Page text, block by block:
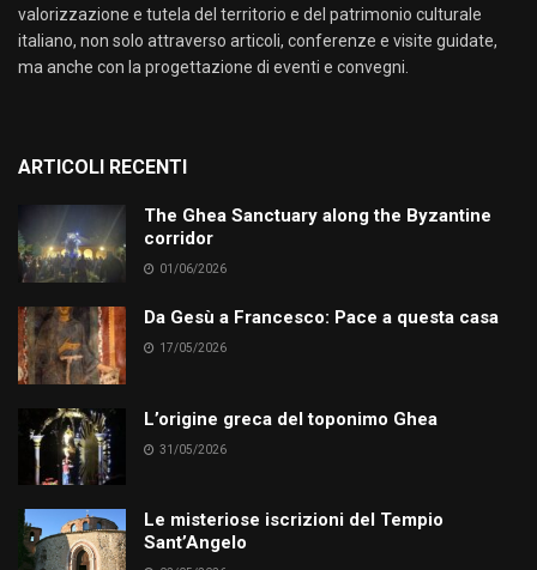
valorizzazione e tutela del territorio e del patrimonio culturale
italiano, non solo attraverso articoli, conferenze e visite guidate,
ma anche con la progettazione di eventi e convegni.
ARTICOLI RECENTI
The Ghea Sanctuary along the Byzantine
corridor
01/06/2026
Da Gesù a Francesco: Pace a questa casa
17/05/2026
L’origine greca del toponimo Ghea
31/05/2026
Le misteriose iscrizioni del Tempio
Sant’Angelo